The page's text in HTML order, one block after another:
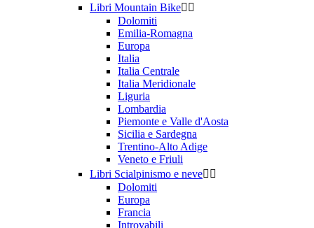
Libri Mountain Bike 
Dolomiti
Emilia-Romagna
Europa
Italia
Italia Centrale
Italia Meridionale
Liguria
Lombardia
Piemonte e Valle d'Aosta
Sicilia e Sardegna
Trentino-Alto Adige
Veneto e Friuli
Libri Scialpinismo e neve 
Dolomiti
Europa
Francia
Introvabili